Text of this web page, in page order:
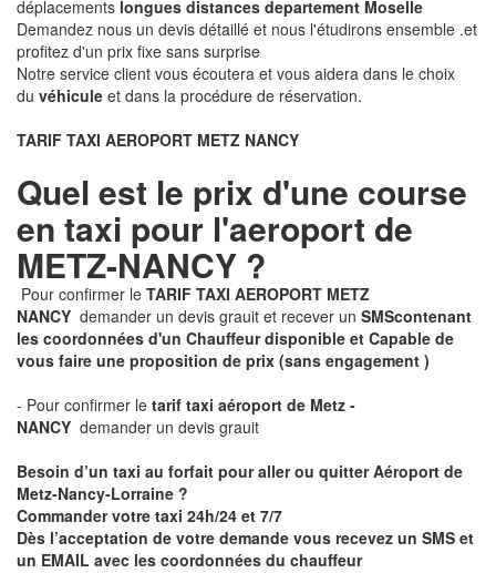
déplacements longues distances departement Moselle
Demandez nous un devis détaillé et nous l'étudirons ensemble .et
profitez d'un prix fixe sans surprise
Notre service client vous écoutera et vous aidera dans le choix
du véhicule et dans la procédure de réservation.
TARIF TAXI AEROPORT METZ NANCY
Quel est le prix d'une course
en taxi pour l'aeroport de
METZ-NANCY ?
Pour confirmer le TARIF TAXI AEROPORT METZ
NANCY demander un devis grauit et recever un SMScontenant
les coordonnées d'un Chauffeur disponible et Capable de
vous faire une proposition de prix (sans engagement )
- Pour confirmer le tarif taxi aéroport de Metz -
NANCY demander un devis grauit
Besoin d’un taxi au forfait pour aller ou quitter Aéroport de
Metz-Nancy-Lorraine ?
Commander votre taxi 24h/24 et 7/7
Dès l’acceptation de votre demande vous recevez un SMS et
un EMAIL avec les coordonnées du chauffeur